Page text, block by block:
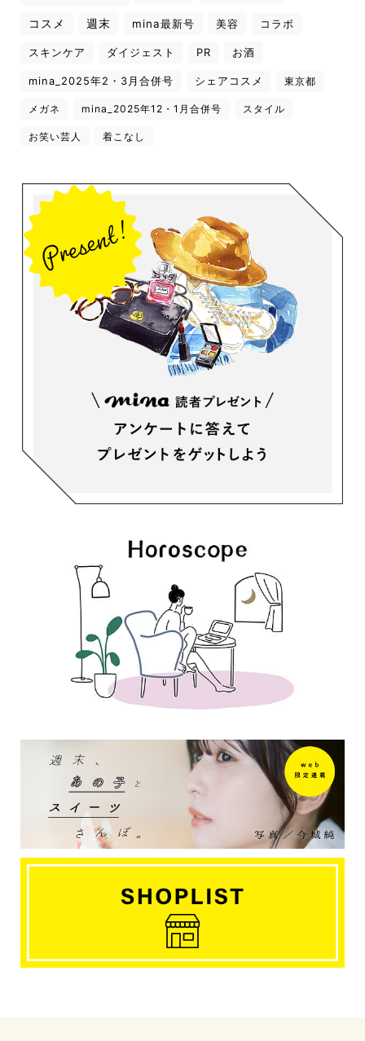
コスメ 週末 mina最新号 美容 コラボ
スキンケア ダイジェスト PR お酒
mina_2025年2・3月合併号 シェアコスメ 東京都
メガネ mina_2025年12・1月合併号 スタイル
お笑い芸人 着こなし